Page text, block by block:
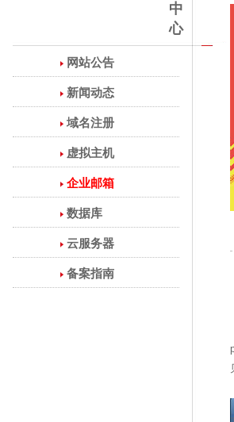
中
心
网站公告
新闻动态
域名注册
虚拟主机
企业邮箱
数据库
云服务器
备案指南